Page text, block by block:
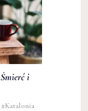
Śmierć i
#Katalonia